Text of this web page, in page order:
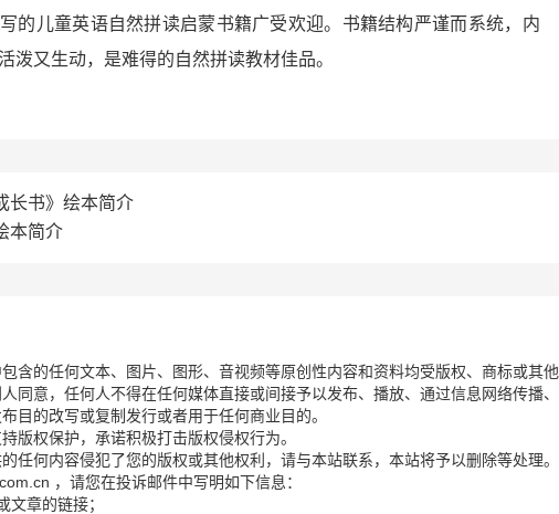
的儿童英语自然拼读启蒙书籍广受欢迎。书籍结构严谨而系统，内
泼又生动，是难得的自然拼读教材佳品。
长书》绘本简介
本简介
含的任何文本、图片、图形、音视频等原创性内容和资料均受版权、商标或其他
同意，任何人不得在任何媒体直接或间接予以发布、播放、通过信息网络传播、
目的改写或复制发行或者用于任何商业目的。
版权保护，承诺积极打击版权侵权行为。
任何内容侵犯了您的版权或其他权利，请与本站联系，本站将予以删除等处理。
，请您在投诉邮件中写明如下信息：
文章的链接；